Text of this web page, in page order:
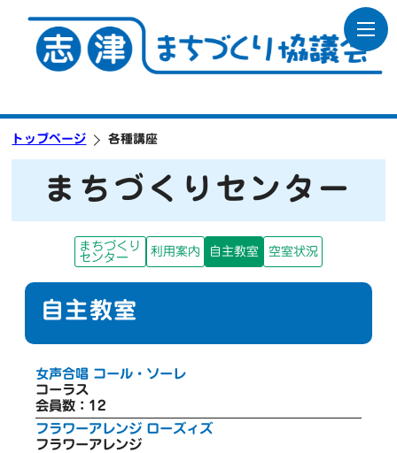
トップページ 各種講座
まちづくりセンター
まちづくり
センター
利用案内 自主教室 空室状況
自主教室
女声合唱 コール・ソーレ
コーラス
会員数：12
フラワーアレンジ ローズィズ
フラワーアレンジ